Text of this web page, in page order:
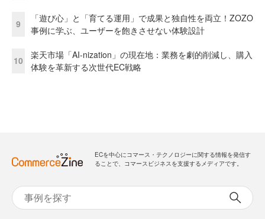
9
「遊び心」と「育てる運用」で成果と独自性を両立！ZOZO
事例に学ぶ、ユーザーを飽きさせない体験設計
10
楽天市場「AI-nization」の現在地：業務を劇的削減し、購入
体験を革新する次世代EC戦略
ECを中心にコマース・テクノロジーに関する情報を発信す
ることで、コマースビジネスを支援するメディアです。